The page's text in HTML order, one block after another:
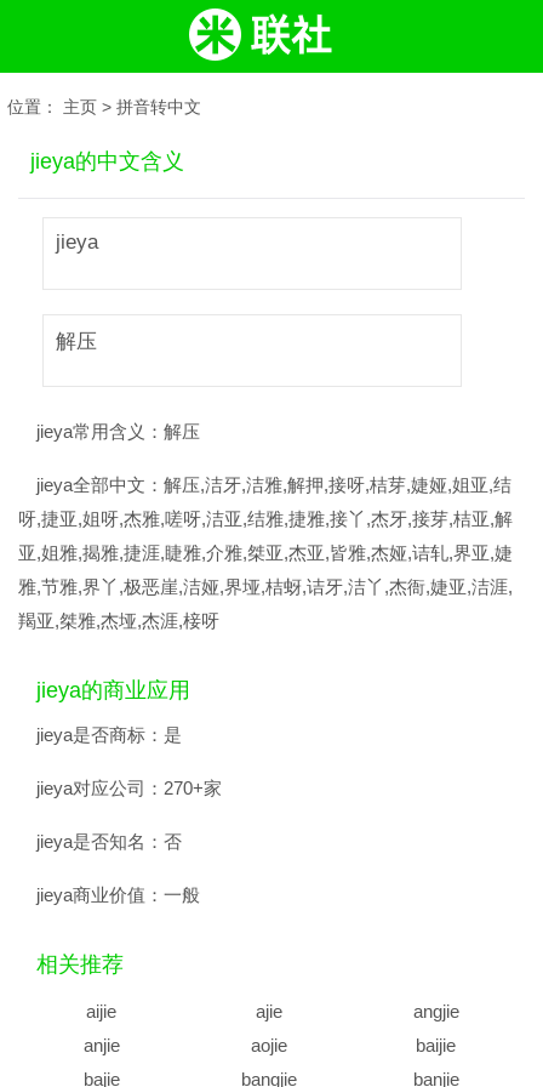
位置： 主页 > 拼音转中文
jieya的中文含义
jieya
解压
jieya常用含义： 解压
jieya全部中文： 解压,洁牙,洁雅,解押,接呀,桔芽,婕娅,姐亚,结
呀,捷亚,姐呀,杰雅,嗟呀,洁亚,结雅,捷雅,接丫,杰牙,接芽,桔亚,解
亚,姐雅,揭雅,捷涯,睫雅,介雅,桀亚,杰亚,皆雅,杰娅,诘轧,界亚,婕
雅,节雅,界丫,极恶崖,洁娅,界垭,桔蚜,诘牙,洁丫,杰衙,婕亚,洁涯,
羯亚,桀雅,杰垭,杰涯,椄呀
jieya的商业应用
jieya是否商标： 是
jieya对应公司： 270+家
jieya是否知名： 否
jieya商业价值： 一般
相关推荐
aijie ajie
angjie
anjie
aojie
baijie
bajie
bangjie banjie